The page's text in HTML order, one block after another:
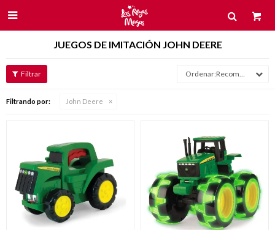

JUEGOS DE IMITACIÓN JOHN DEERE
Recomendados
Filtrando por: John Deere